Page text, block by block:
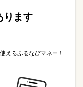
ります
えるふるなびマネー！